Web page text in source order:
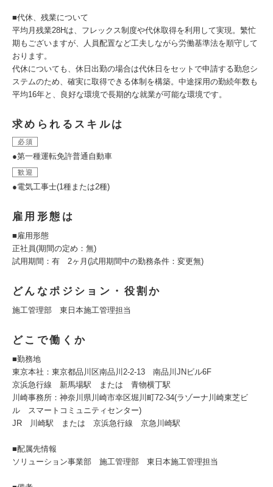
■代休、残業について
平均月残業28Hは、フレックス制度や代休取得を利用して実現。繁忙
期もございますが、人員配置など工夫しながら労働基準法を順守して
おります。
代休についても、休日出勤の場合は代休日をセットで申請する勤怠シ
ステムのため、確実に取得できる体制を構築。中途採用の勤続年数も
平均16年と、良好な環境で長期的な就業が可能な環境です。
求められるスキルは
必須
●第一種運転免許普通自動車
歓迎
●電気工事士(1種または2種)
雇用形態は
■雇用形態
正社員(期間の定め：無)
試用期間：有 2ヶ月(試用期間中の勤務条件：変更無)
どんなポジション・役割か
施工管理部 東日本施工管理担当
どこで働くか
■勤務地
東京本社：東京都品川区南品川2-2-13 南品川JNビル6F
京浜急行線 新馬場駅 または 青物横丁駅
川崎事務所：神奈川県川崎市幸区堀川町72-34(ラゾーナ川崎東芝ビ
ル スマートコミュニティセンター)
JR 川崎駅 または 京浜急行線 京急川崎駅
■配属先情報
ソリューション事業部 施工管理部 東日本施工管理担当